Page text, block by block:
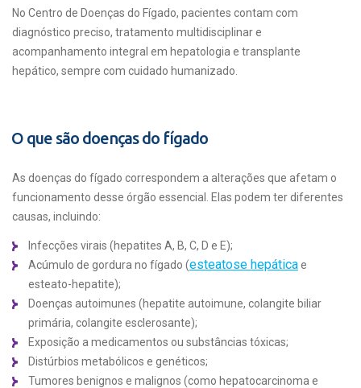
No Centro de Doenças do Fígado, pacientes contam com
diagnóstico preciso, tratamento multidisciplinar e
acompanhamento integral em hepatologia e transplante
hepático, sempre com cuidado humanizado.
O que são doenças do fígado
As doenças do fígado correspondem a alterações que afetam o
funcionamento desse órgão essencial. Elas podem ter diferentes
causas, incluindo:
Infecções virais (hepatites A, B, C, D e E);
Acúmulo de gordura no fígado (esteatose hepáticae
esteato-hepatite);
Doenças autoimunes (hepatite autoimune, colangite biliar
primária, colangite esclerosante);
Exposição a medicamentos ou substâncias tóxicas;
Distúrbios metabólicos e genéticos;
Tumores benignos e malignos (como hepatocarcinoma e